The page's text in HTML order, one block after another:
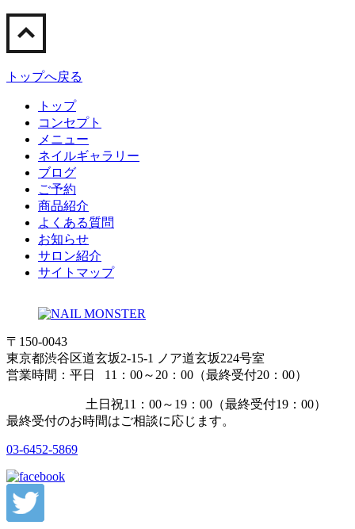
トップへ戻る
トップ
コンセプト
メニュー
ネイルギャラリー
ブログ
ご予約
商品紹介
よくある質問
お知らせ
サロン紹介
サイトマップ
〒150-0043
東京都渋谷区道玄坂2-15-1 ノア道玄坂224号室
営業時間：平日 11：00～20：00（最終受付20：00）
土日祝11：00～19：00（最終受付19：00）
最終受付のお時間はご相談に応じます。
03-6452-5869